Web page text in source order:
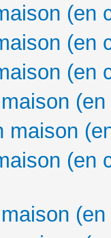
(en
(en
(en
maison
(en